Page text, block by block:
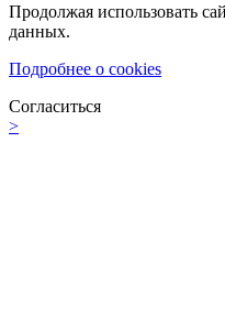
Продолжая использовать
данных.
Подробнее о cookies
Согласиться
>